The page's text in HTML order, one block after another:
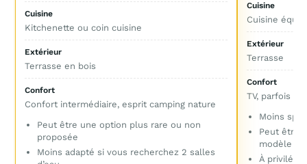
Cuisine
Cuisine
Extérieur
Terrasse
Confort
TV, parfois
Moins
Peut être
modèle
À
Cuisine
Kitchenette ou coin cuisine
Extérieur
Terrasse en bois
Confort
Confort intermédiaire, esprit camping nature
Peut être une option plus rare ou non
proposée
Moins adapté si vous recherchez 2 salles